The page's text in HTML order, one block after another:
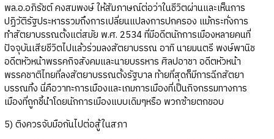
พล.อ.อภิรัชต์ คงสมพงษ์ ให้สัมภาษณ์ต่อว่าในชีวิตผ่านและเห็นการ
ปฏิวัติรัฐประหารรวมถึงการเปลี่ยนแปลงการปกครอง แม้กระทั่งการ
ทำสัตยาบรรณตั้งแต่สมัย พ.ศ. 2534 ที่มีอดีตนักการเมืองหลายคนที่
ปัจจุบันเสียชีวิตไปแล้วร่วมลงสัตยาบรรณ อาทิ นายมนตรี พงษ์พานิช
อดีตหัวหน้าพรรคกิจสังคมและนายบรรหาร ศิลปอาชา อดีตหัวหน้า
พรรคชาติไทยที่ลงสัตยาบรรณตั้งรัฐบาล ท้ายที่สุดก็มีการฉีกสัตยา
บรรณทิ้ง นี่คือวาทะการเมืองและเกมการเมืองที่เป็นกิจกรรมทางการ
เมืองที่ถูกชี้นำโดยนักการเมืองแบบเดิมๆหรือ พวกซ้ายตกขอบ
5) ติงควรจับมือกันไปต่อสู้ในสภา